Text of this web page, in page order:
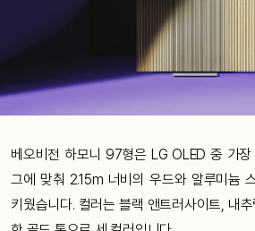
베오비전 하모니 97형은 LG OLED 중 가
그에 맞춰 2.15m 너비의 우드와 알루미늄
키웠습니다. 컬러는 블랙 앤트러사이트, 내